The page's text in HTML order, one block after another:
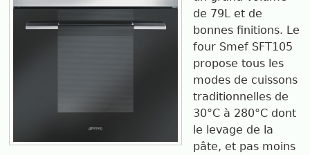
de 79L et de
bonnes finitions. Le
four Smef SFT105
propose tous les
modes de cuissons
traditionnelles de
30°C à 280°C dont
le levage de la
pâte, et pas moins